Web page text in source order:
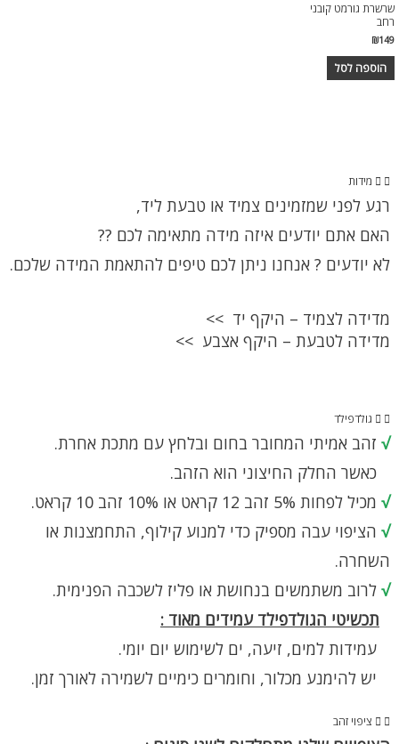
שרשרת גורמט קובני
רחב
₪149
הוספה לסל
מידות
רגע לפני שמזמינים צמיד או טבעת ליד,
האם אתם יודעים איזה מידה מתאימה לכם ??
לא יודעים ? אנחנו ניתן לכם טיפים להתאמת המידה שלכם.
מדידה לצמיד – היקף יד >>
מדידה לטבעת – היקף אצבע >>
גולדפילד
√ זהב אמיתי המחובר בחום ובלחץ עם מתכת אחרת.
כאשר החלק החיצוני הוא הזהב.
√ מכיל לפחות 5% זהב 12 קראט או 10% זהב 10 קראט.
√ הציפוי עבה מספיק כדי למנוע קילוף, התחמצנות או
השחרה.
√ לרוב משתמשים בנחושת או פליז לשכבה הפנימית.
תכשיטי הגולדפילד עמידים מאוד :
עמידות למים, זיעה, ים לשימוש יום יומי.
יש להימנע מכלור, וחומרים כימיים לשמירה לאורך זמן.
ציפוי זהב